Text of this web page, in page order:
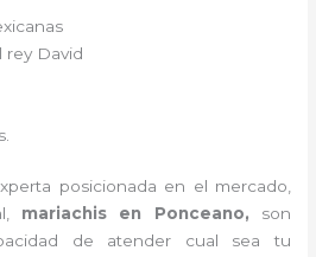
rey David
posicionada en el mercado,
mariachis en Ponceano, son
de atender cual sea tu